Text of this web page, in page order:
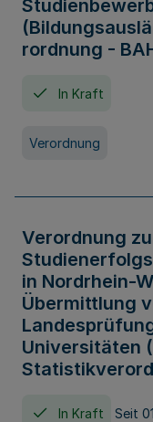
rordnung -
In Kraft
Verordnung
Verordnung
in Nordrhein-
Übermittlung
Universitäten
In Kraft Seit